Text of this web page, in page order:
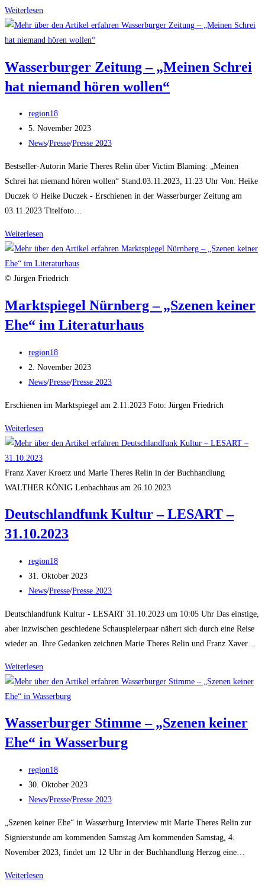
Weiterlesen
–
Zahlreiche
bei
Signierstunde
Wasserburger Zeitung – „Meinen Schrei
hat niemand hören wollen“
Beitrags-
Autor:
region18
Beitrag
veröffentlicht:
5. November 2023
Beitrags-
News/Presse/Presse 2023
Bestseller-Autorin Marie Theres Relin über Victim Blaming: „Meinen
Schrei hat niemand hören wollen“ Stand:03.11.2023, 11:23 Uhr Von: Heike
Duczek © Heike Duczek - Erschienen in der Wasserburger Zeitung am
03.11.2023 Titelfoto…
Weiterlesen
Zeitung
–
„Meinen
hat
niemand
wollen“
© Jürgen Friedrich
Marktspiegel Nürnberg – „Szenen keiner
Ehe“ im Literaturhaus
Beitrags-
Autor:
region18
Beitrag
veröffentlicht:
2. November 2023
Beitrags-
News/Presse/Presse 2023
Erschienen im Marktspiegel am 2.11.2023 Foto: Jürgen Friedrich
Weiterlesen
Nürnberg
„Szenen
keiner
im
Literaturhaus
Franz Xaver Kroetz und Marie Theres Relin in der Buchhandlung
WALTHER KÖNIG Lenbachhaus am 26.10.2023
Deutschlandfunk Kultur – LESART –
31.10.2023
Beitrags-
Autor:
region18
Beitrag
veröffentlicht:
31. Oktober 2023
Beitrags-
News/Presse/Presse 2023
Deutschlandfunk Kultur - LESART 31.10.2023 um 10:05 Uhr Das einstige,
aber inzwischen geschiedene Schauspielerpaar nähert sich durch eine Reise
wieder an. Ihre Gedanken zeichnen Marie Theres Relin und Franz Xaver…
Weiterlesen
Kultur
–
–
31.10.2023
Wasserburger Stimme – „Szenen keiner
Ehe“ in Wasserburg
Beitrags-
Autor:
region18
Beitrag
veröffentlicht:
30. Oktober 2023
Beitrags-
News/Presse/Presse 2023
„Szenen keiner Ehe“ in Wasserburg Interview mit Marie Theres Relin zur
Signierstunde am kommenden Samstag Am kommenden Samstag, 4.
November 2023, findet um 12 Uhr in der Buchhandlung Herzog eine…
Weiterlesen